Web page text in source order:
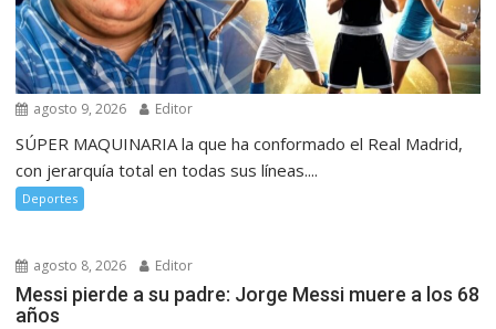
agosto 9, 2026 Editor
SÚPER MAQUINARIA la que ha conformado el Real Madrid,
con jerarquía total en todas sus líneas....
Deportes
agosto 8, 2026 Editor
Messi pierde a su padre: Jorge Messi muere a los 68
años